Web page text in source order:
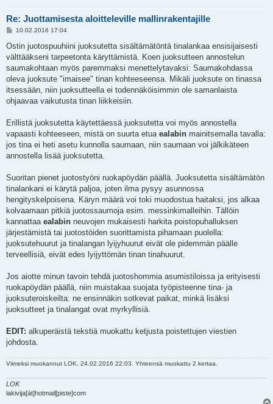
Re: Juottamisesta aloitteleville mallinrakentajille
V
e
t
i
10.02.2016 17:04
Ostin juotospuuhiini juoksutetta sisältämätöntä tinalankaa ensisijaisesti
välttääkseni tarpeetonta käryttämistä. Koen juoksutteen annostelun
saumakohtaan myös paremmaksi menettelytavaksi: Saumakohdassa
oleva juoksute "imaisee" tinan kohteeseensa. Mikäli juoksute on tinassa
itsessään, niin juoksutteella ei todennäköisimmin ole samanlaista
ohjaavaa vaikutusta tinan liikkeisiin.
Erillistä juoksutetta käytettäessä juoksutetta voi myös annostella
vapaasti kohteeseen, mistä on suurta etua ealabin mainitsemalla tavalla:
jos tina ei heti asetu kunnolla saumaan, niin saumaan voi jälkikäteen
annostella lisää juoksutetta.
Suoritan pienet juotostyöni ruokapöydän päällä. Juoksutetta sisältämätön
tinalankani ei kärytä paljoa, joten ilma pysyy asunnossa
hengityskelpoisena. Käryn määrä voi toki muodostua haitaksi, jos alkaa
kolvaamaan pitkiä juotossaumoja esim. messinkimalleihin. Tällöin
kannattaa ealabin neuvojen mukaisesti harkita poistopuhalluksen
järjestämistä tai juotostöiden suorittamista pihamaan puolella:
juoksutehuurut ja tinalangan lyijyhuurut eivät ole pidemmän päälle
terveellisiä, eivät edes lyijyttömän tinan tinahuurut.
Jos aiotte minun tavoin tehdä juotoshommia asumistiloissa ja erityisesti
ruokapöydän päällä, niin muistakaa suojata työpisteenne tina- ja
juoksuteroiskeilta: ne ensinnäkin sotkevat paikat, minkä lisäksi
juoksutteet ja tinalangat ovat myrkyllisiä.
EDIT: alkuperäistä tekstiä muokattu ketjusta poistettujen viestien
johdosta.
Viimeksi muokannut LOK , 24.02.2016 22:03. Yhteensä muokattu 2 kertaa.
LOK
lakivija[ät]hotmail[piste]com